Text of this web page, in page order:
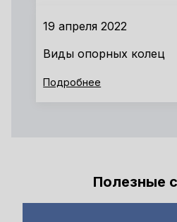
19 апреля 2022
Виды опорных колец
Подробнее
Полезные